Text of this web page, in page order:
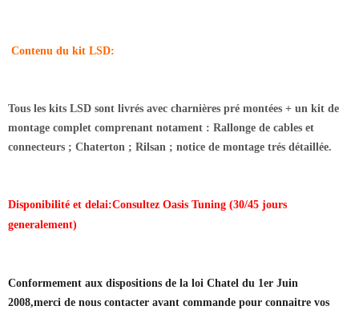
Contenu du kit LSD:
Tous les kits LSD sont livrés avec charnières pré montées + un kit de
montage complet comprenant notament : Rallonge de cables et
connecteurs ; Chaterton ; Rilsan ; notice de montage trés détaillée.
Disponibilité et delai:Consultez Oasis Tuning (30/45 jours
generalement)
Conformement aux dispositions de la loi Chatel du 1er Juin
2008,merci de nous contacter avant commande pour connaitre vos